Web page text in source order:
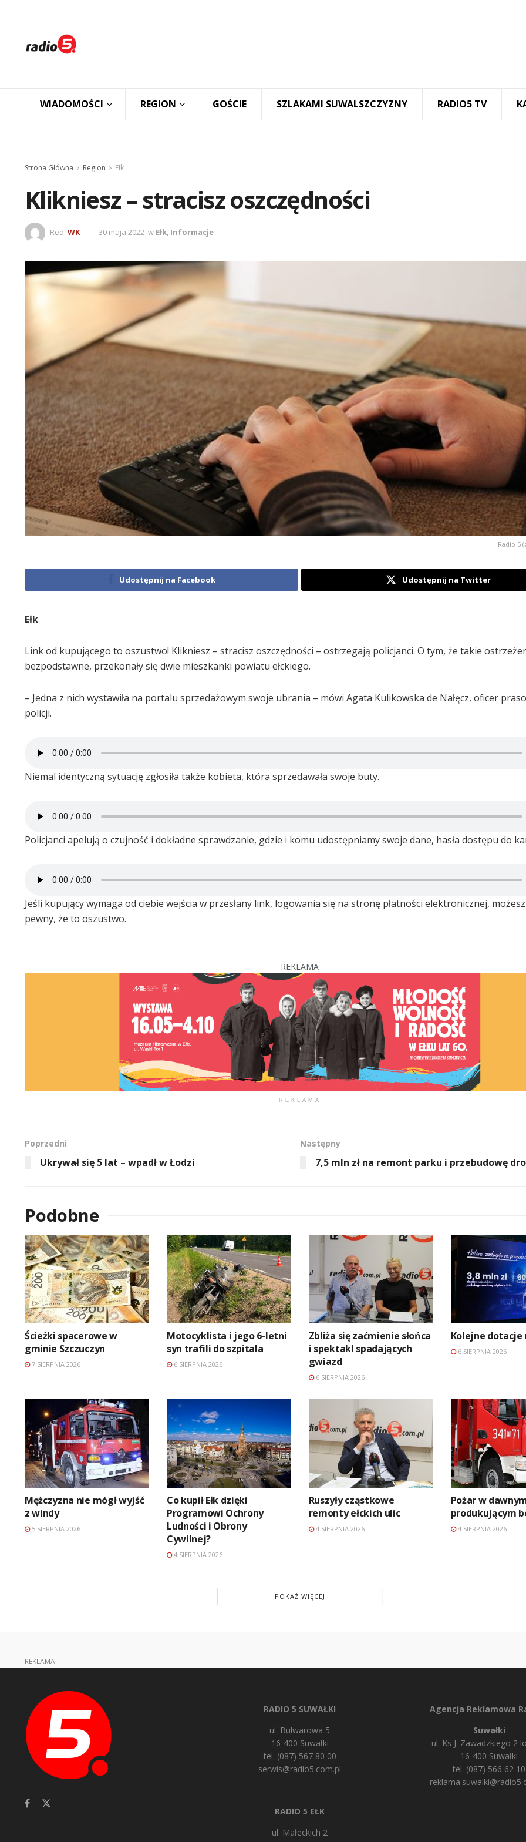
WIADOMOŚCI REGION GOŚCIE SZLAKAMI SUWALSZCZYZNY RADIO5 TV
Strona Główna Region Ełk
Klikniesz – stracisz oszczędności
Red. WK 30 maja 2022 w Ełk, Informacje
Radio 5
Udostępnij na Facebook Udostępnij na Twitter
Ełk
Link od kupującego to oszustwo! Klikniesz – stracisz oszczędności – ostrzegają policjanci. O tym, że takie
bezpodstawne, przekonały się dwie mieszkanki powiatu ełckiego.
– Jedna z nich wystawiła na portalu sprzedażowym swoje ubrania – mówi Agata Kulikowska de Nałęcz, oficer
policji.
Niemal identyczną sytuację zgłosiła także kobieta, która sprzedawała swoje buty.
Policjanci apelują o czujność i dokładne sprawdzanie, gdzie i komu udostępniamy swoje dane, hasła dostępu do
Jeśli kupujący wymaga od ciebie wejścia w przesłany link, logowania się na stronę płatności elektronicznej,
pewny, że to oszustwo.
REKLAMA
REKLAMA
Poprzedni
Ukrywał się 5 lat – wpadł w Łodzi
Następny
7,5 mln zł na remont parku i przebudowę
Podobne
Ścieżki spacerowe w
gminie Szczuczyn
7 SIERPNIA 2026
Motocyklista i jego 6-letni
syn trafili do szpitala
6 SIERPNIA 2026
Zbliża się zaćmienie słońca
i spektakl spadających
gwiazd
6 SIERPNIA 2026
Kolejne dotacje
6 SIERPNIA 2026
Mężczyzna nie mógł wyjść
z windy
5 SIERPNIA 2026
Co kupił Ełk dzięki
Programowi Ochrony
Ludności i Obrony
Cywilnej?
4 SIERPNIA 2026
Ruszyły cząstkowe
remonty ełckich ulic
4 SIERPNIA 2026
Pożar w
produkującym
4 SIERPNIA 2026
POKAŻ WIĘCEJ
REKLAMA
RADIO 5 SUWAŁKI
ul. Bulwarowa 5
16-400 Suwałki
tel. (087) 567 80 00
serwis@radio5.com.pl
RADIO 5 EŁK
ul. Małeckich 2
Agencja Reklamowa
Suwałki
ul. Ks J. Zawadzkiego 2
16-400 Suwałki
tel. (087) 566 62 10